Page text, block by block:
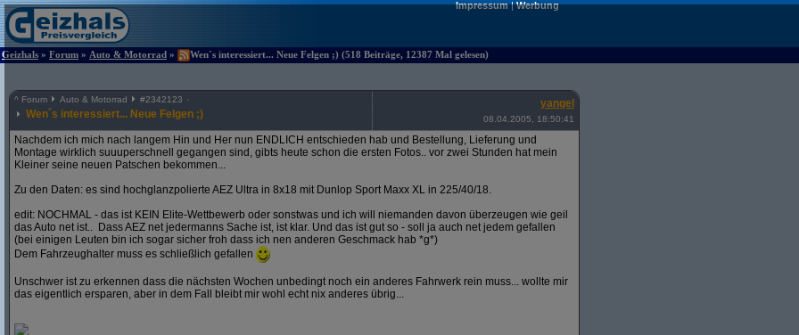
Impressum|Werbung
Geizhals » Forum » Auto & Motorrad » Wen´s interessiert... Neue Felgen ;) (518 Beiträge, 12387 Mal gelesen)
^ Forum Auto & Motorrad #2342123
Wen´s interessiert... Neue Felgen ;)
yangel
08.04.2005, 18:50:41
Nachdem ich mich nach langem Hin und Her nun ENDLICH entschieden hab und Bestellung, Lieferung und
Montage wirklich suuuperschnell gegangen sind, gibts heute schon die ersten Fotos.. vor zwei Stunden hat mein
Kleiner seine neuen Patschen bekommen...
Zu den Daten: es sind hochglanzpolierte AEZ Ultra in 8x18 mit Dunlop Sport Maxx XL in 225/40/18.
edit: NOCHMAL - das ist KEIN Elite-Wettbewerb oder sonstwas und ich will niemanden davon überzeugen wie geil
das Auto net ist.. Dass AEZ net jedermanns Sache ist, ist klar. Und das ist gut so - soll ja auch net jedem gefallen
(bei einigen Leuten bin ich sogar sicher froh dass ich nen anderen Geschmack hab *g*)
Dem Fahrzeughalter muss es schließlich gefallen
Unschwer ist zu erkennen dass die nächsten Wochen unbedingt noch ein anderes Fahrwerk rein muss... wollte mir
das eigentlich ersparen, aber in dem Fall bleibt mir wohl echt nix anderes übrig...